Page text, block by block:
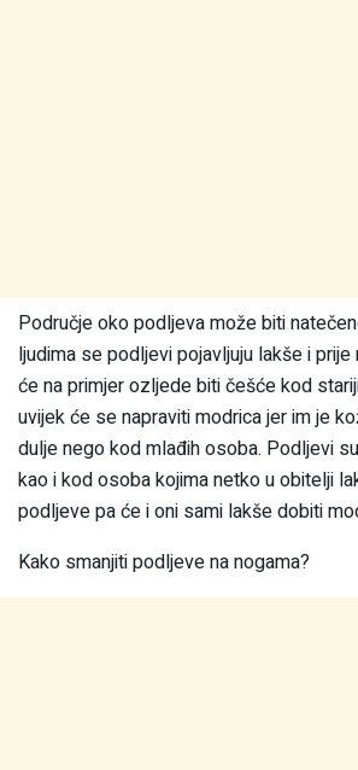
Područje oko podljeva može biti
ljudima se podljevi pojavljuju lakše i prije
će na primjer ozljede biti češće kod
uvijek će se napraviti modrica jer im je
dulje nego kod mlađih osoba. Podljevi
kao i kod osoba kojima netko u obitelji
podljeve pa će i oni sami lakše dobiti
Kako smanjiti podljeve na nogama?